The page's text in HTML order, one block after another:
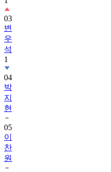
03
변
우
석
1
04
박
지
현
05
이
찬
원